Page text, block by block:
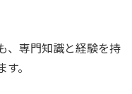
、専門知識と経験を持
。